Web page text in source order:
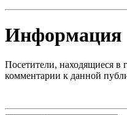
Информация
Посетители, находящиеся в
комментарии к данной